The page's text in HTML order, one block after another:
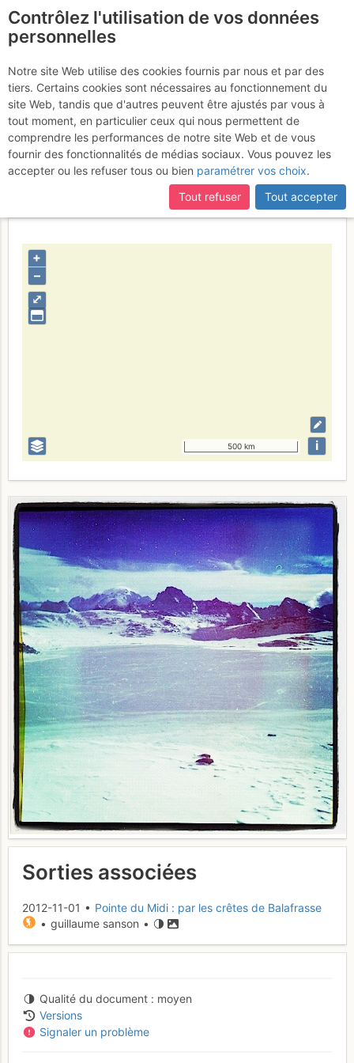
Lac de Peyre
Activités
Contributeur
guillaume sanson
Type d'image (licence)
individuel (CC by-nc-nd)
1352026169_675582556.jpg
⤢
+
–
500 km i
Sorties associées
2012-11-01 • Pointe du Midi : par les crêtes de Balafrasse
• guillaume sanson •
Qualité du document
moyen
Versions
Signaler un problème
Contrôlez l'utilisation de vos données
personnelles
Notre site Web utilise des cookies fournis par nous et par des
tiers. Certains cookies sont nécessaires au fonctionnement du
site Web, tandis que d'autres peuvent être ajustés par vous à
tout moment, en particulier ceux qui nous permettent de
comprendre les performances de notre site Web et de vous
fournir des fonctionnalités de médias sociaux. Vous pouvez les
accepter ou les refuser tous ou bien paramétrer vos choix.
Tout refuser
Tout accepter